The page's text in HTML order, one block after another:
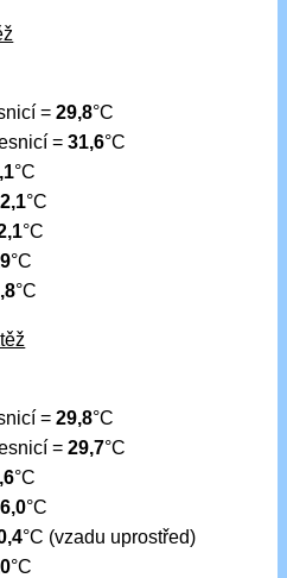
=29,8°C
=31,6°C
°C
°C
°C
°C
°C
=29,8°C
=29,7°C
°C
°C
°C (vzadu uprostřed)
°C